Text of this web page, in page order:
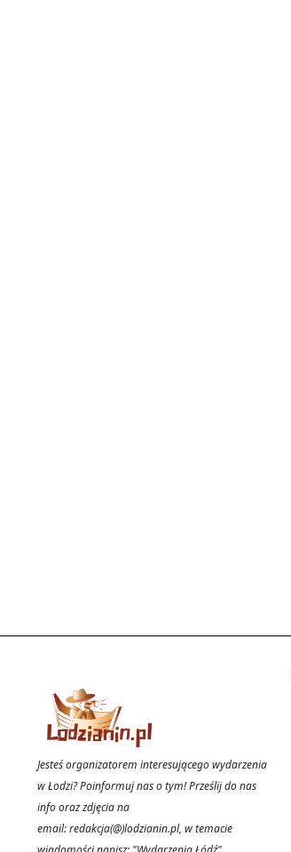
Jesteś organizatorem interesującego wydarzenia
w Łodzi? Poinformuj nas o tym! Prześlij do nas
info oraz zdjęcia na
email: redakcja(@)lodzianin.pl, w temacie